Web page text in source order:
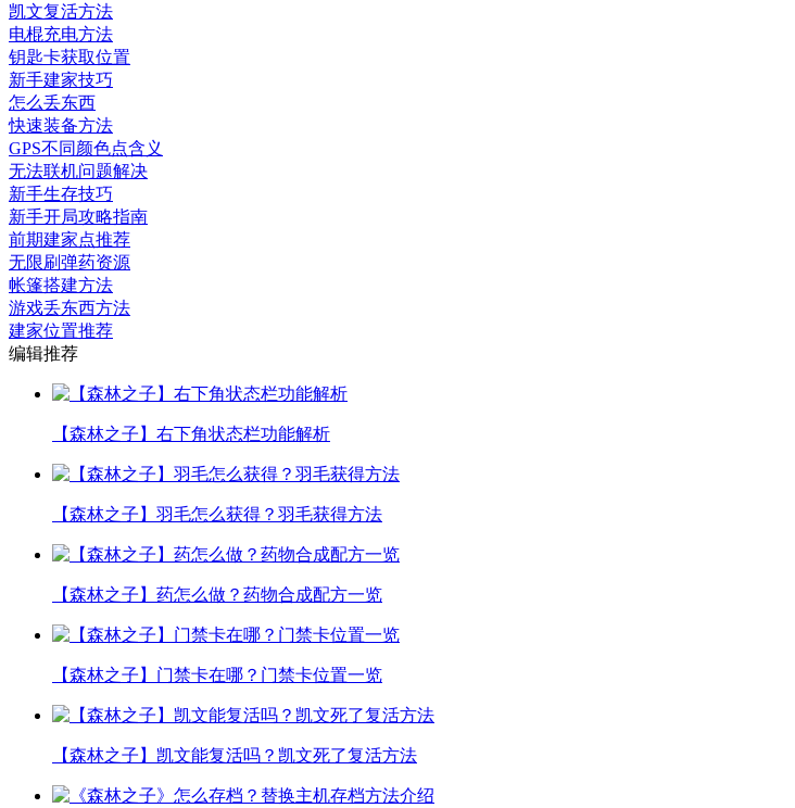
凯文复活方法
电棍充电方法
钥匙卡获取位置
新手建家技巧
怎么丢东西
快速装备方法
GPS不同颜色点含义
无法联机问题解决
新手生存技巧
新手开局攻略指南
前期建家点推荐
无限刷弹药资源
帐篷搭建方法
游戏丢东西方法
建家位置推荐
编辑推荐
【森林之子】右下角状态栏功能解析
【森林之子】羽毛怎么获得？羽毛获得方法
【森林之子】药怎么做？药物合成配方一览
【森林之子】门禁卡在哪？门禁卡位置一览
【森林之子】凯文能复活吗？凯文死了复活方法